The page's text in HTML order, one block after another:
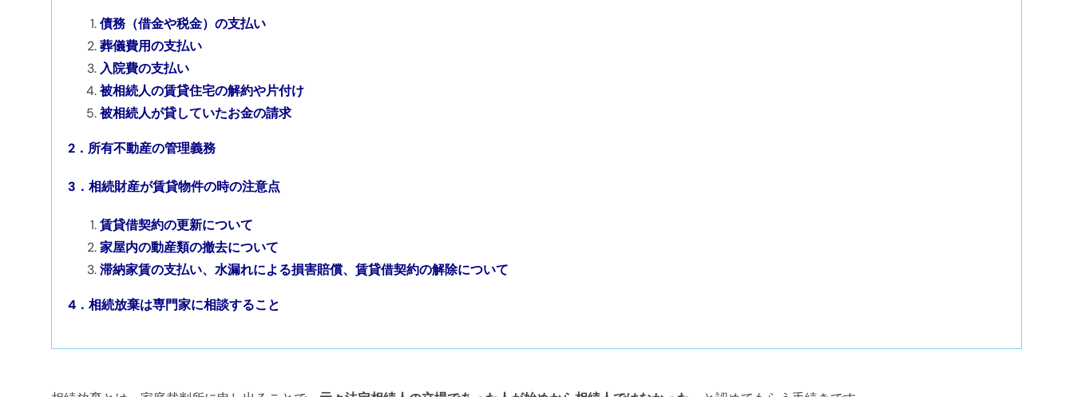
債務（借金や税金）の支払い
葬儀費用の支払い
入院費の支払い
被相続人の賃貸住宅の解約や片付け
被相続人が貸していたお金の請求
2．所有不動産の管理義務
3．相続財産が賃貸物件の時の注意点
賃貸借契約の更新について
家屋内の動産類の撤去について
滞納家賃の支払い、水漏れによる損害賠償、賃貸借契約の解除について
4．相続放棄は専門家に相談すること